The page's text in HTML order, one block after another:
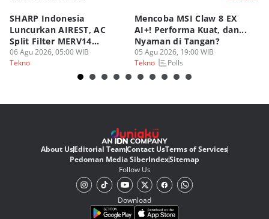
SHARP Indonesia
Luncurkan AIREST, AC
Split Filter MERV14
Perdana!
06 Agu 2026, 05:00 WIB
Tekno
Mencoba MSI Claw 8 EX
AI+! Performa Kuat, dan...
Nyaman di Tangan?
05 Agu 2026, 19:00 WIB
Tekno
Polls
About UsEditorial TeamContact UsTerms of Services
Pedoman Media SiberIndexSitemap
Follow Us
Download